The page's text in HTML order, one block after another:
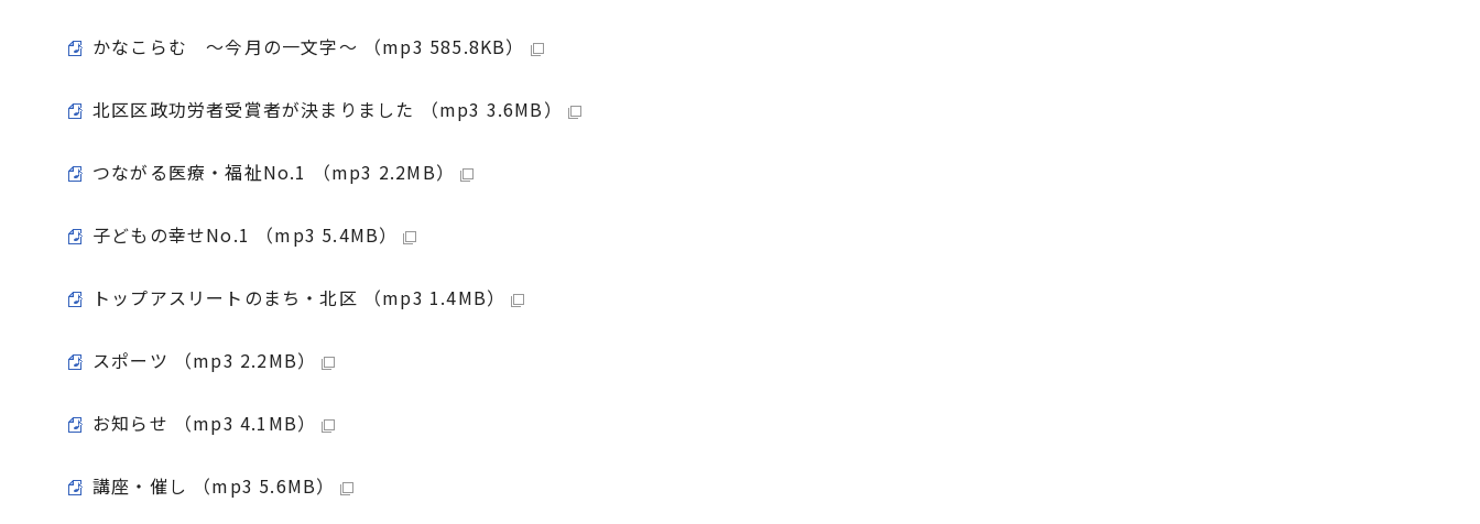
かなこらむ ～今月の一文字～ （mp3 585.8KB）
北区区政功労者受賞者が決まりました （mp3 3.6MB）
つながる医療・福祉No.1 （mp3 2.2MB）
子どもの幸せNo.1 （mp3 5.4MB）
トップアスリートのまち・北区 （mp3 1.4MB）
スポーツ （mp3 2.2MB）
お知らせ （mp3 4.1MB）
講座・催し （mp3 5.6MB）